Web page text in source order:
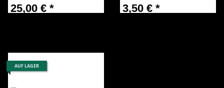
25,00 € * 3,50 € *
AUF LAGER